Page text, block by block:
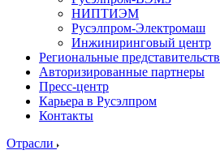
НИПТИЭМ
Русэлпром-Электромаш
Инжиниринговый центр
Региональные
Авторизированные партнеры
Пресс-центр
Карьера в Русэлпром
Контакты
Отрасли